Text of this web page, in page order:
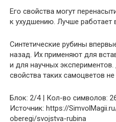
Его свойства могут
к ухудшению. Лучше работает
Синтетические рубины
назад. Их применяют для
и для научных
свойства таких самоцветов
Блок: 2/4 | Кол-во символов:
Источник: https://
oberegi/svojstva-rubina